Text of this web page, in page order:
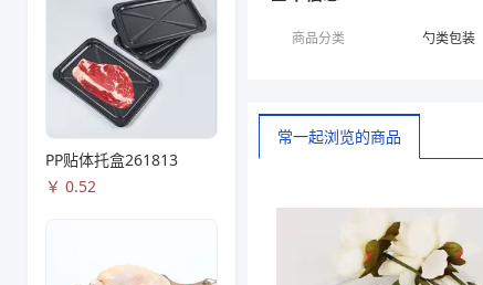
PP贴体托盒261813
￥ 0.52
商品分类 勺类包装
常一起浏览的商品